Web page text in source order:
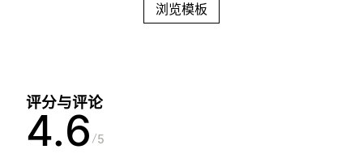
浏览模板
评分与评论
4.6 5